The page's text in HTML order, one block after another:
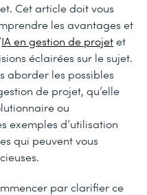
Cet article doit vous
les avantages et
IA en gestion de projetet
éclairées sur le sujet.
aborder les possibles
de projet, qu’elle
ou
exemples d’utilisation
qui peuvent vous
par clarifier ce